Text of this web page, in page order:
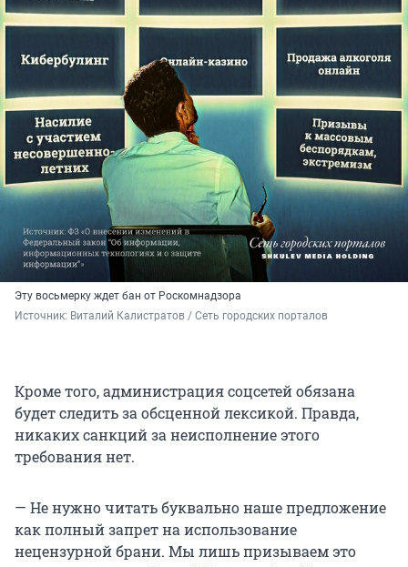
Эту восьмерку ждет бан от Роскомнадзора
Источник: Виталий Калистратов / Сеть городских порталов
Кроме того, администрация соцсетей обязана
будет следить за обсценной лексикой. Правда,
никаких санкций за неисполнение этого
требования нет.
— Не нужно читать буквально наше предложение
как полный запрет на использование
нецензурной брани. Мы лишь призываем это